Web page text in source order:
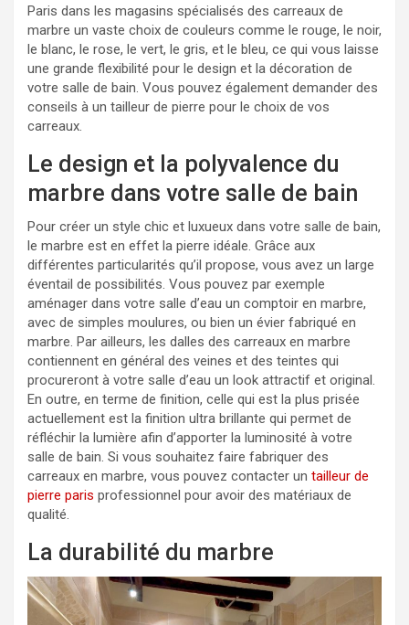
Paris dans les magasins spécialisés des carreaux de
marbre un vaste choix de couleurs comme le rouge, le noir,
le blanc, le rose, le vert, le gris, et le bleu, ce qui vous laisse
une grande flexibilité pour le design et la décoration de
votre salle de bain. Vous pouvez également demander des
conseils à un tailleur de pierre pour le choix de vos
carreaux.
Le design et la polyvalence du
marbre dans votre salle de bain
Pour créer un style chic et luxueux dans votre salle de bain,
le marbre est en effet la pierre idéale. Grâce aux
différentes particularités qu’il propose, vous avez un large
éventail de possibilités. Vous pouvez par exemple
aménager dans votre salle d’eau un comptoir en marbre,
avec de simples moulures, ou bien un évier fabriqué en
marbre. Par ailleurs, les dalles des carreaux en marbre
contiennent en général des veines et des teintes qui
procureront à votre salle d’eau un look attractif et original.
En outre, en terme de finition, celle qui est la plus prisée
actuellement est la finition ultra brillante qui permet de
réfléchir la lumière afin d’apporter la luminosité à votre
salle de bain. Si vous souhaitez faire fabriquer des
carreaux en marbre, vous pouvez contacter un tailleur de
pierre paris professionnel pour avoir des matériaux de
qualité.
La durabilité du marbre